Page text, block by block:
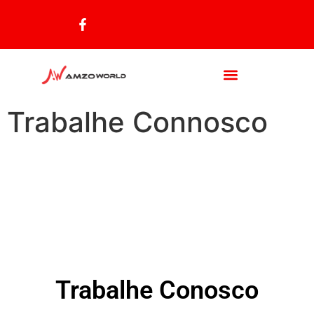
Trabalhe Connosco
Trabalhe Conosco